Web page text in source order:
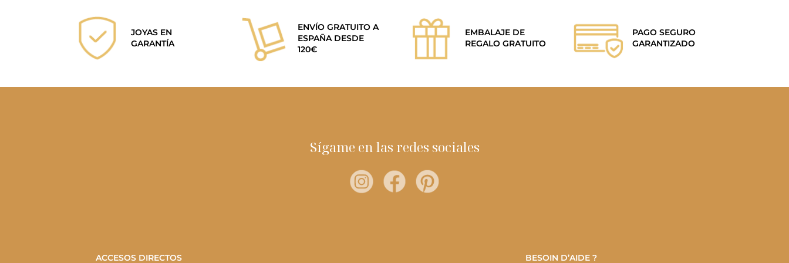
JOYAS EN
GARANTÍA
ENVÍO GRATUITO A
ESPAÑA DESDE
120€
EMBALAJE DE
REGALO GRATUITO
PAGO SEGURO
GARANTIZADO
Sígame en las redes sociales
ACCESOS DIRECTOS BESOIN D’AIDE ?